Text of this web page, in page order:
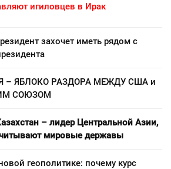
игиловцев в Ирак
захочет иметь рядом с
– ЯБЛОКО РАЗДОРА МЕЖДУ США и
СОЮЗОМ
– лидер Центральной Азии,
мировые державы
геополитике: почему курс